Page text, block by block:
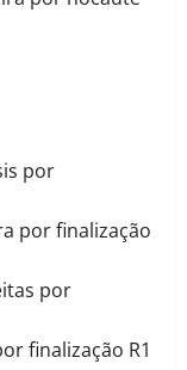
por
por finalização
por
finalização R1